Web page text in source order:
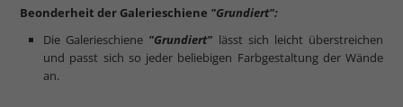
Beonderheit der Galerieschiene "Grundiert":
Die Galerieschiene "Grundiert" lässt sich leicht überstreichen
und passt sich so jeder beliebigen Farbgestaltung der Wände
an.